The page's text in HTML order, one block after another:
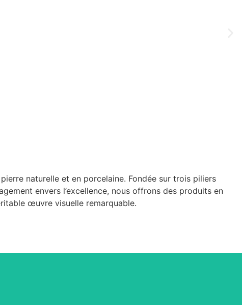
naturelle et en porcelaine. Fondée sur trois piliers
envers l’excellence, nous offrons des produits en
œuvre visuelle remarquable.